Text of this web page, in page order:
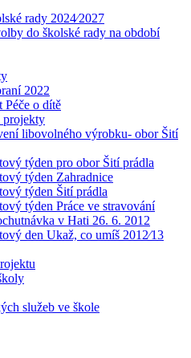
rady 2024⁄2027
do školské rady na období
2022
Péče o dítě
projekty
libovolného výrobku- obor Šití
týden pro obor Šití prádla
týden Zahradnice
týden Šití prádla
týden Práce ve stravování
v Hati 26. 6. 2012
den Ukaž, co umíš 2012⁄13
služeb ve škole